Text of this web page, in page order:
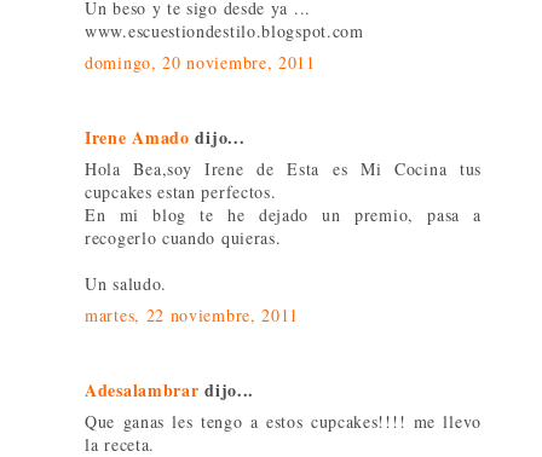
Un beso y te sigo desde ya ...
www.escuestiondestilo.blogspot.com
domingo, 20 noviembre, 2011
Irene Amado dijo...
Hola Bea,soy Irene de Esta es Mi Cocina tus
cupcakes estan perfectos.
En mi blog te he dejado un premio, pasa a
recogerlo cuando quieras.
Un saludo.
martes, 22 noviembre, 2011
Adesalambrar dijo...
Que ganas les tengo a estos cupcakes!!!! me llevo
la receta.